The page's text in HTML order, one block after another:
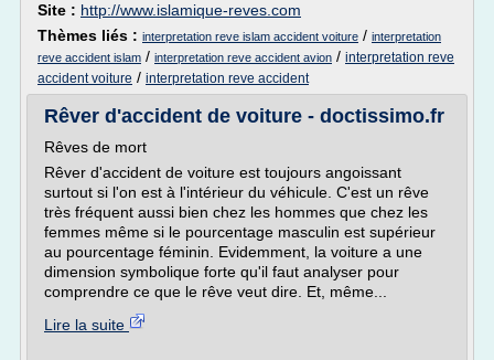
Site : http://www.islamique-reves.com
Thèmes liés : interpretation reve islam accident voiture / interpretation
reve accident islam / interpretation reve accident avion / interpretation reve
accident voiture / interpretation reve accident
Rêver d'accident de voiture - doctissimo.fr
Rêves de mort
Rêver d'accident de voiture est toujours angoissant
surtout si l'on est à l'intérieur du véhicule. C'est un rêve
très fréquent aussi bien chez les hommes que chez les
femmes même si le pourcentage masculin est supérieur
au pourcentage féminin. Evidemment, la voiture a une
dimension symbolique forte qu'il faut analyser pour
comprendre ce que le rêve veut dire. Et, même...
Lire la suite